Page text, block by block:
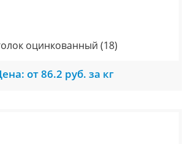
оцинкованный (18)
от 86.2 руб. за кг